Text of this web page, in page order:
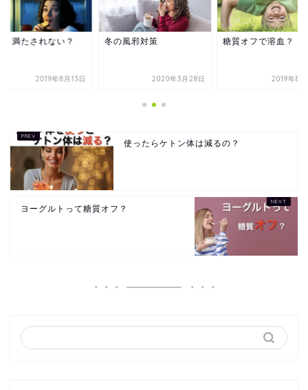
も満たされない？
2019年8月13日
冬の風邪対策
2020年3月28日
糖質オフで溶血？
2019年8
使ったらケトン体は減るの？
ヨーグルトって糖質オフ？